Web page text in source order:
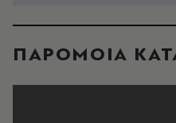
ΠΑΡΟΜΟΙΑ